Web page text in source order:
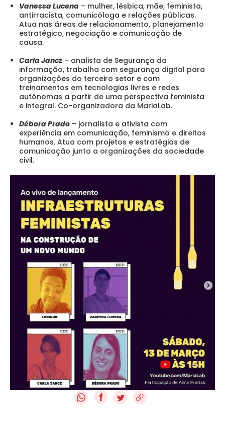
Vanessa Lucena – mulher, lésbica, mãe, feminista,
antirracista, comunicóloga e relações públicas.
Atua nas áreas de relacionamento, planejamento
estratégico, negociação e comunicação de
causa.
Carla Jancz – analista de Segurança da
informação, trabalha com segurança digital para
organizações do terceiro setor e com
treinamentos em tecnologias livres e redes
autônomas a partir de uma perspectiva feminista
e integral. Co-organizadora da MariaLab.
Débora Prado – jornalista e ativista com
experiência em comunicação, feminismo e direitos
humanos. Atua com projetos e estratégias de
comunicação junto a organizações da sociedade
civil.
f